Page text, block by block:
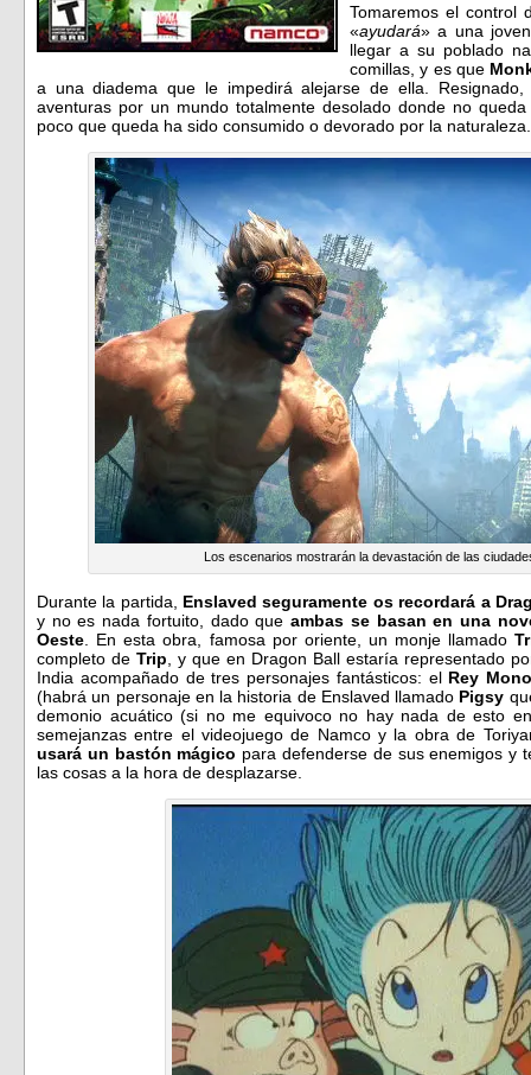
Tomaremos el control
«ayudará» a una
llegar a su poblado
comillas, y es que
a una diadema que le impedirá alejarse de ella.
aventuras por un mundo totalmente desolado donde no
poco que queda ha sido consumido o devorado por la naturaleza.
Los escenarios mostrarán la devastación de las
Durante la partida, Enslaved seguramente os recordará a
y no es nada fortuito, dado queambas se basan en una
Oeste . En esta obra, famosa por oriente, un monje llamado
completo de Trip , y que en Dragon Ball estaría representado
India acompañado de tres personajes fantásticos: el Rey
(habrá un personaje en la historia de Enslaved llamado Pigsy
demonio acuático (si no me equivoco no hay nada de esto
semejanzas entre el videojuego de Namco y la obra de
usará un bastón mágico para defenderse de sus enemigos y
las cosas a la hora de desplazarse.